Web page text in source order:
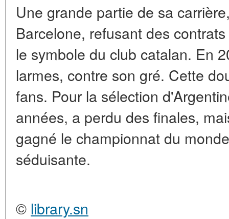
Une grande partie de sa
Barcelone, refusant des
le symbole du club catalan. En
larmes, contre son gré. Cette
fans. Pour la sélection
années, a perdu des finales,
gagné le championnat du
séduisante.
© library.sn